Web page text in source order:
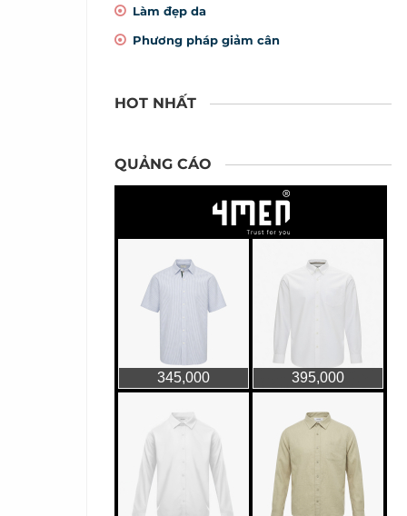
Làm đẹp da
Phương pháp giảm cân
HOT NHẤT
QUẢNG CÁO